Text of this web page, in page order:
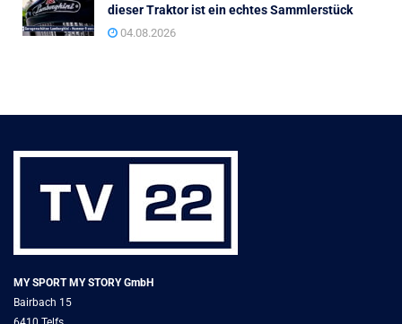
dieser Traktor ist ein echtes Sammlerstück
04.08.2026
MY SPORT MY STORY GmbH
Bairbach 15